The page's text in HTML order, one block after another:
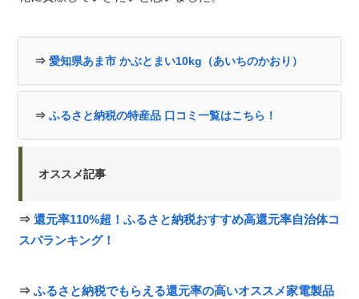
⇒ 愛知県あま市 かぶとまい10kg（あいちのかおり）
⇒ ふるさと納税の特産品 口コミ一覧はこちら！
オススメ記事
⇒ 還元率110%超！ふるさと納税おすすめ高還元率自治体コ
スパランキング！
⇒ ふるさと納税でもらえる還元率の高いオススメ家電製品